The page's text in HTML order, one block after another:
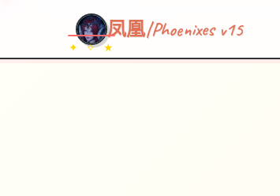
✦ ✧ ★
凤凰|Phoenixes v15